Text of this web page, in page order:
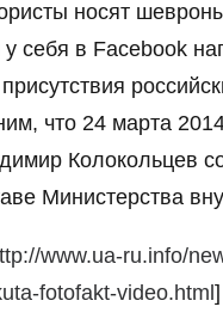
носят
себя в Facebook
присутствия
что 24 марта
Колокольцев
Министерства
www.ua-ru.info/
fotofakt-video.html